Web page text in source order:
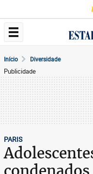
Início Diversidade
Publicidade
PARIS